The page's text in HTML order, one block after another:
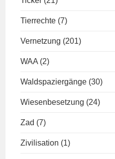
Tierrechte (7)
Vernetzung (201)
WAA (2)
Waldspaziergänge (30)
Wiesenbesetzung (24)
Zad (7)
Zivilisation (1)